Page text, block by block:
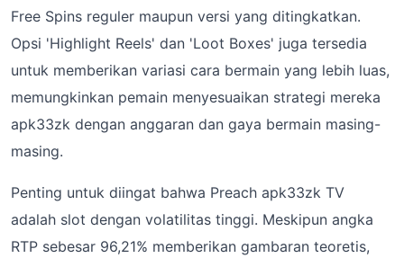
Free Spins reguler maupun versi yang ditingkatkan.
Opsi 'Highlight Reels' dan 'Loot Boxes' juga tersedia
untuk memberikan variasi cara bermain yang lebih luas,
memungkinkan pemain menyesuaikan strategi mereka
apk33zk dengan anggaran dan gaya bermain masing-
masing.
Penting untuk diingat bahwa Preach apk33zk TV
adalah slot dengan volatilitas tinggi. Meskipun angka
RTP sebesar 96,21% memberikan gambaran teoretis,